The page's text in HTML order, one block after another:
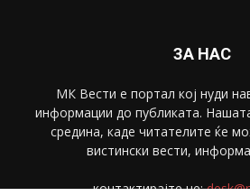
ЗА НАС
МК Вести е портал коj нуди
информации до публиката.
средина, каде читателите ќе
вистински вести,
контактирајте не: